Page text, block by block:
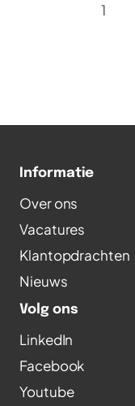
1
Informatie
Over ons
Vacatures
Klantopdrachten
Nieuws
Volg ons
LinkedIn
Facebook
Youtube